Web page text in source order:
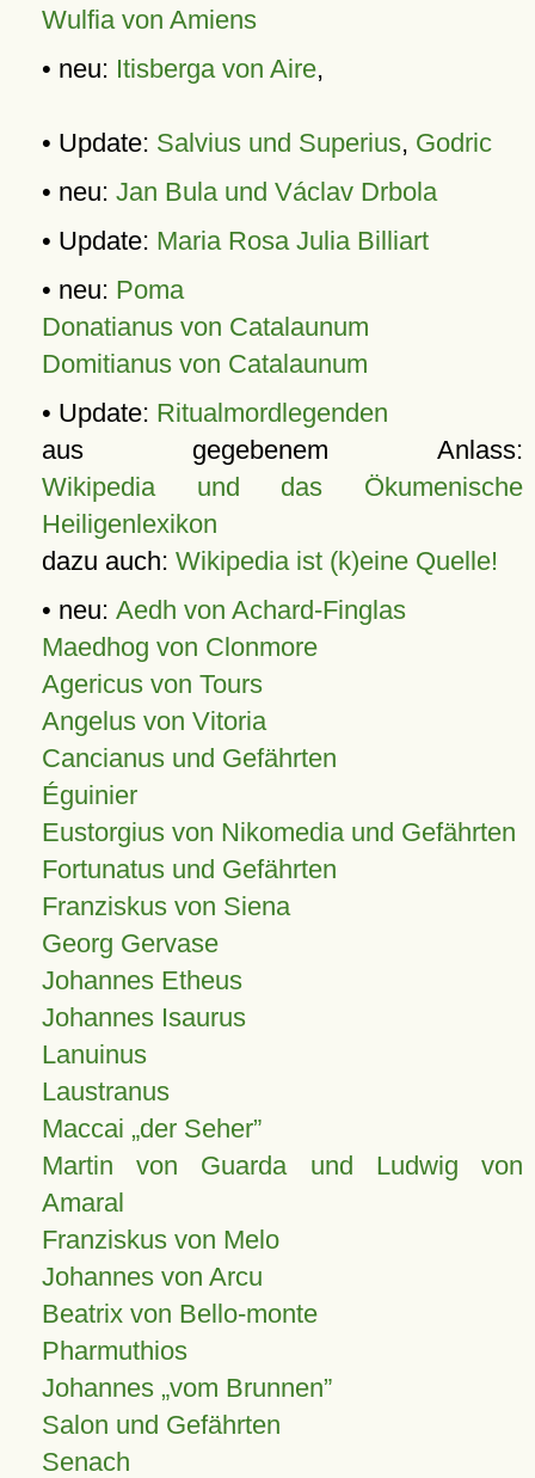
Wulfia von Amiens
• neu: Itisberga von Aire,
• Update: Salvius und Superius, Godric
• neu: Jan Bula und Václav Drbola
• Update: Maria Rosa Julia Billiart
• neu: Poma
Donatianus von Catalaunum
Domitianus von Catalaunum
• Update: Ritualmordlegenden
aus gegebenem Anlass:
Wikipedia und das Ökumenische
Heiligenlexikon
dazu auch: Wikipedia ist (k)eine Quelle!
• neu: Aedh von Achard-Finglas
Maedhog von Clonmore
Agericus von Tours
Angelus von Vitoria
Cancianus und Gefährten
Éguinier
Eustorgius von Nikomedia und Gefährten
Fortunatus und Gefährten
Franziskus von Siena
Georg Gervase
Johannes Etheus
Johannes Isaurus
Lanuinus
Laustranus
Maccai „der Seher”
Martin von Guarda und Ludwig von
Amaral
Franziskus von Melo
Johannes von Arcu
Beatrix von Bello-monte
Pharmuthios
Johannes vom Brunnen
Salon und Gefährten
Senach